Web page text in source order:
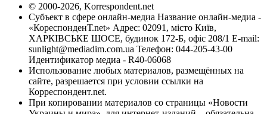
© 2000-2026, Korrespondent.net
Субъект в сфере онлайн-медиа Название онлайн-медиа -
«КореспонденТ.net» Адрес: 02091, місто Київ,
ХАРКІВСЬКЕ ШОСЕ, будинок 172-Б, офіс 208/1 E-mail:
sunlight@mediadim.com.ua Телефон: 044-205-43-00
Идентификатор медиа - R40-06068
Использование любых материалов, размещённых на
сайте, разрешается при условии ссылки на
Корреспондент.net.
При копировании материалов со страницы «Новости